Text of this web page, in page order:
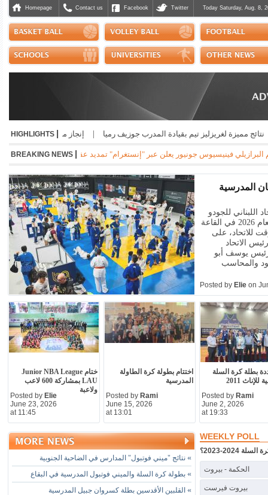
Homepage Contact us Facebook Twitter Today Saturday, Aug. 8,
HIGHLIGHTS |
إنجاز مشرّف للبنان دولياً في | مميزة لغريزليز تيم بقيادة المدرب جوزيف رميا
BREAKING NEWS |
فينيسيوس جونيور يعلن عبر "إنستغرام" تمديد عقده مع ريال مدريد الاسباني لست سنوات
المدرسية
اللبناني للجودو
وفروعه، بطولة لبنان للمدارس للعام 2026 في القاعة
للاتحاد، على
الاتحاد
يوسف أبو
والمحاسب
Posted by Elie on
ختام Junior NBA League
LAU بمشاركة 600 لاعب
ولاعبة
Posted by Elie
June 23, 2026
at 11:45
اختتام بطولة كرة الطاولة
المدرسية
Posted by Rami
June 15, 2026
at 13:01
بطلة كرة السلة
2011
Posted by Rami
June 2, 2026
at 19:33
» نتائج "ميني فوتبول" المدارس في الضاحية الجنوبية
» بطولة كرة السلة والميني فوتبول المدرسية في البقاع
» القلبين الأقدسين بطلة كسروان جبيل المدرسية
WEEKLY POLL
2023؟
الحكمة - بيروت
بيروت فيرست